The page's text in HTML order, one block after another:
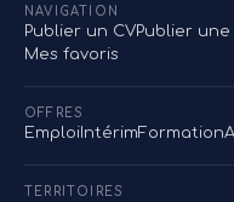
NAVIGATION
Publier un CVPublier
Mes favoris
OFFRES
EmploiIntérimFormation
TERRITOIRES